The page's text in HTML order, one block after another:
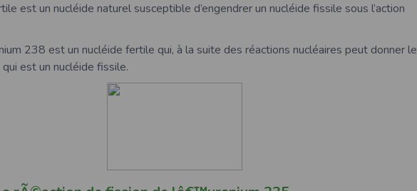
est un nucléide naturel susceptible d’engendrer un nucléide fissile sous l’action
238 est un nucléide fertile qui, à la suite des réactions nucléaires peut donner le
est un nucléide fissile.